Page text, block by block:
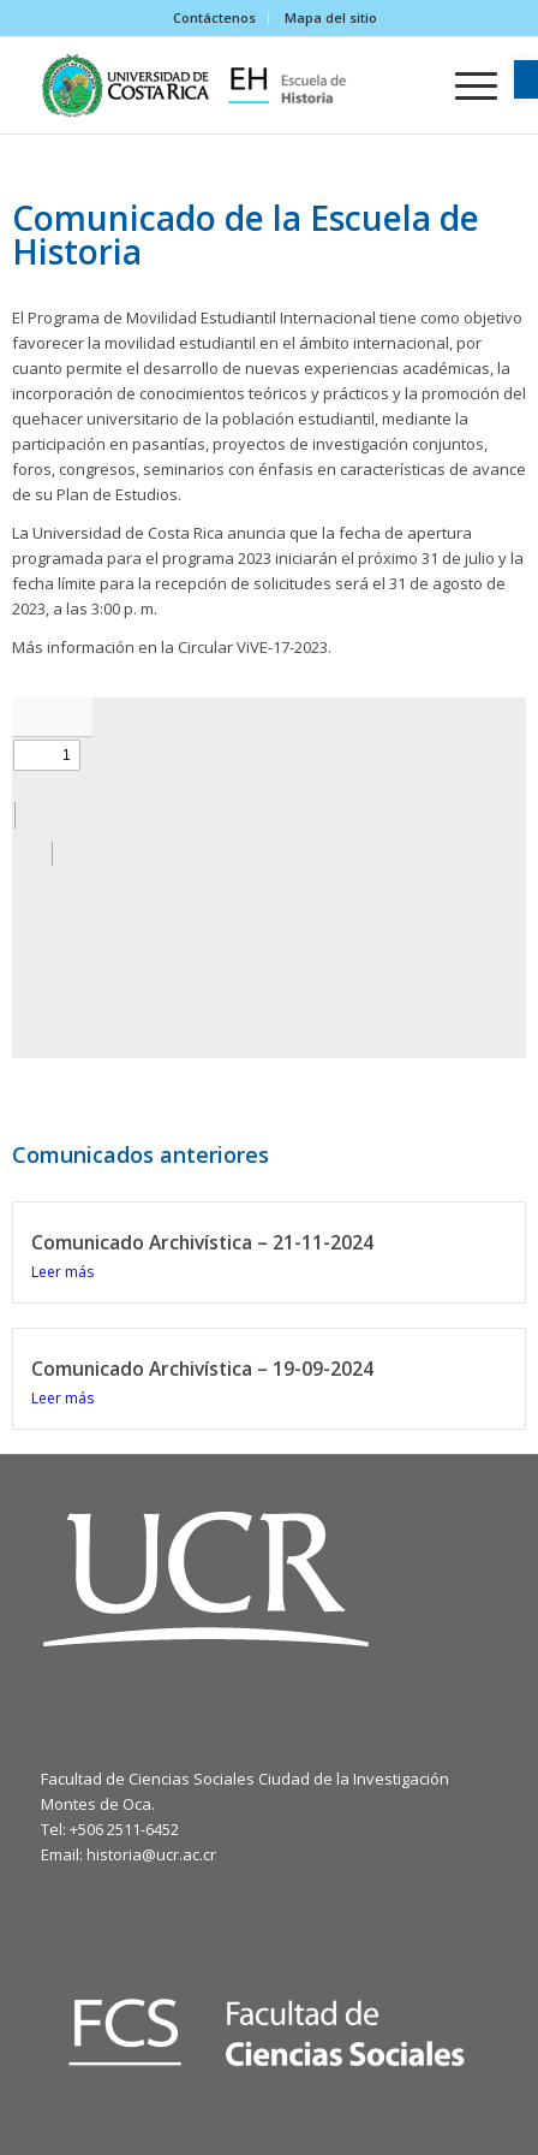
Contáctenos Mapa del sitio
Comunicado de la Escuela de
Historia
El Programa de Movilidad Estudiantil Internacional tiene como objetivo
favorecer la movilidad estudiantil en el ámbito internacional, por
cuanto permite el desarrollo de nuevas experiencias académicas, la
incorporación de conocimientos teóricos y prácticos y la promoción del
quehacer universitario de la población estudiantil, mediante la
participación en pasantías, proyectos de investigación conjuntos,
foros, congresos, seminarios con énfasis en características de avance
de su Plan de Estudios.
La Universidad de Costa Rica anuncia que la fecha de apertura
programada para el programa 2023 iniciarán el próximo 31 de julio y la
fecha límite para la recepción de solicitudes será el 31 de agosto de
2023, a las 3:00 p. m.
Más información en la Circular ViVE-17-2023.
Comunicados anteriores
Comunicado Archivística – 21-11-2024
Leer más
Comunicado Archivística – 19-09-2024
Leer más
Facultad de Ciencias Sociales Ciudad de la Investigación
Montes de Oca.
Tel: +506 2511-6452
Email: historia@ucr.ac.cr